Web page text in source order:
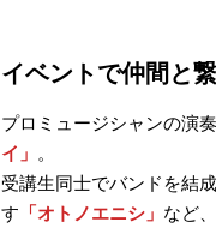
イベントで仲間と
プロミュージシャンの演
イ」 。
受講生同士でバンドを結
す 「オトノエニシ」 など